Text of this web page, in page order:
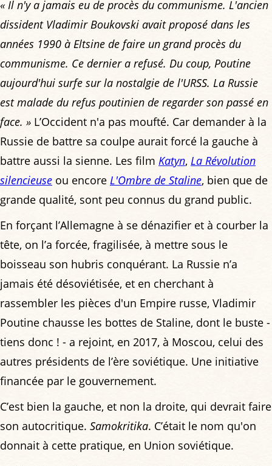
« Il n'y a jamais eu de procès du communisme. L'ancien
dissident Vladimir Boukovski avait proposé dans les
années 1990 à Eltsine de faire un grand procès du
communisme. Ce dernier a refusé. Du coup, Poutine
aujourd'hui surfe sur la nostalgie de l'URSS. La Russie
est malade du refus poutinien de regarder son passé en
face. » L’Occident n'a pas moufté. Car demander à la
Russie de battre sa coulpe aurait forcé la gauche à
battre aussi la sienne. Les film Katyn, La Révolution
silencieuse ou encore L'Ombre de Staline, bien que de
grande qualité, sont peu connus du grand public.
En forçant l’Allemagne à se dénazifier et à courber la
tête, on l’a forcée, fragilisée, à mettre sous le
boisseau son hubris conquérant. La Russie n’a
jamais été désoviétisée, et en cherchant à
rassembler les pièces d'un Empire russe, Vladimir
Poutine chausse les bottes de Staline, dont le buste -
tiens donc ! - a rejoint, en 2017, à Moscou, celui des
autres présidents de l’ère soviétique. Une initiative
financée par le gouvernement.
C’est bien la gauche, et non la droite, qui devrait faire
son autocritique. Samokritika. C’était le nom qu'on
donnait à cette pratique, en Union soviétique.